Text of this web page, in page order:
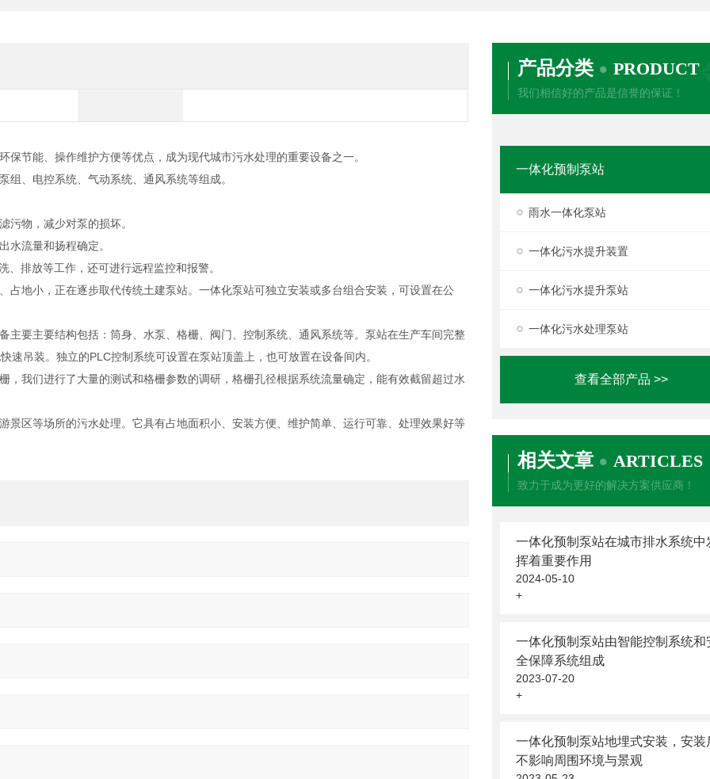
产品分类 PRODUCT
我们相信好的产品是信誉的保证！
一体化预制泵站
雨水一体化泵站
一体化污水提升装置
一体化污水提升泵站
一体化污水处理泵站
查看全部产品 >>
相关文章 ARTICLES
致力于成为更好的解决方案供应商！
一体化预制泵站在城市排水系统中
挥着重要作用
2024-05-10
+
一体化预制泵站由智能控制系统和
全保障系统组成
2023-07-20
+
一体化预制泵站地埋式安装，安装
不影响周围环境与景观
保节能、操作维护方便等优点，成为现代城市污水处理的重要设备之一。
、电控系统、气动系统、通风系统等组成。
污物，减少对泵的损坏。
水流量和扬程确定。
排放等工作，还可进行远程监控和报警。
占地小，正在逐步取代传统土建泵站。一体化泵站可独立安装或多台组合安装，可设置在公
主要主要结构包括：筒身、水泵、格栅、阀门、控制系统、通风系统等。泵站在生产车间完整
吊装。独立的PLC控制系统可设置在泵站顶盖上，也可放置在设备间内。
，我们进行了大量的测试和格栅参数的调研，格栅孔径根据系统流量确定，能有效截留超过水
景区等场所的污水处理。它具有占地面积小、安装方便、维护简单、运行可靠、处理效果好等